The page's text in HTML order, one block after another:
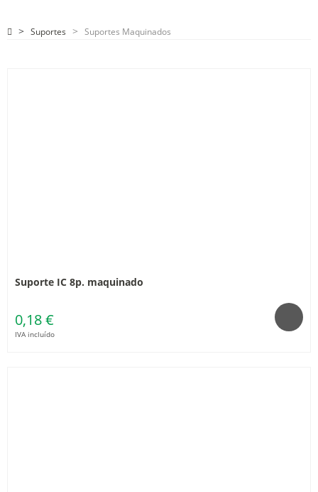
Suportes Suportes Maquinados
Suporte IC 8p. maquinado
0,18 €
IVA incluído